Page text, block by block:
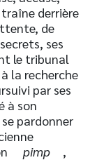
derrière
de
ses
le tribunal
la recherche
par ses
à son
pardonner
pimp
,